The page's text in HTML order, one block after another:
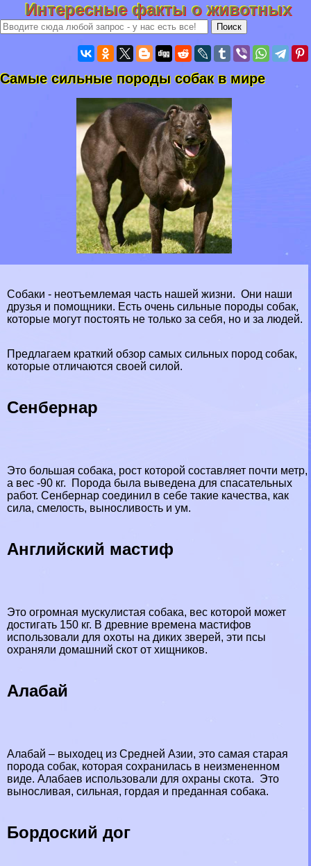
Интересные факты о животных
Самые сильные породы собак в мире
Собаки - неотъемлемая часть нашей жизни. Они наши
друзья и помощники. Есть очень сильные породы собак,
которые могут постоять не только за себя, но и за людей.
Предлагаем краткий обзор самых сильных пород собак,
которые отличаются своей силой.
Сенбернар
Это большая собака, рост которой составляет почти метр,
а вес -90 кг. Порода была выведена для спасательных
работ. Сенбернар соединил в себе такие качества, как
сила, смелость, выносливость и ум.
Английский мастиф
Это огромная мускулистая собака, вес которой может
достигать 150 кг. В древние времена мастифов
использовали для охоты на диких зверей, эти псы
охраняли домашний скот от хищников.
Алабай
Алабай – выходец из Средней Азии, это самая старая
порода собак, которая сохранилась в неизмененном
виде. Алабаев использовали для охраны скота. Это
выносливая, сильная, гордая и преданная собака.
Бордоский дог